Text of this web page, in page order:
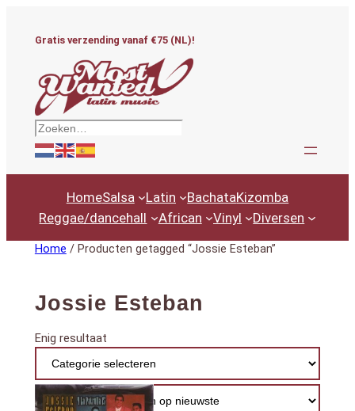
Gratis verzending vanaf €75 (NL)!
Zoeken
HomeSalsa Latin BachataKizomba
Reggae/dancehall
African Vinyl Diversen
Home / Producten getagged “Jossie Esteban”
Jossie Esteban
Enig resultaat